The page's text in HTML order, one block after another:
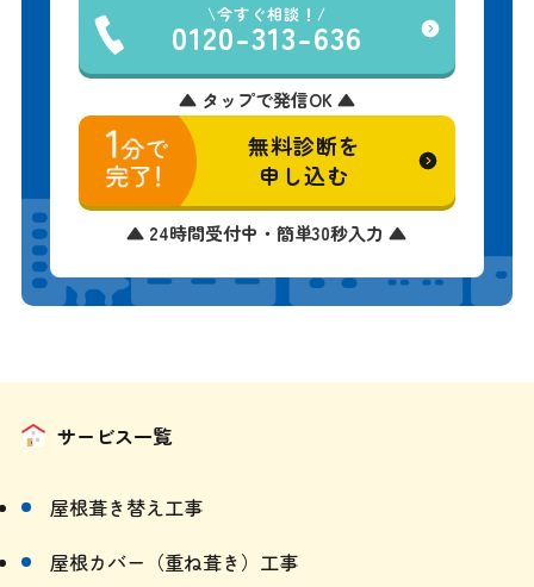
今すぐ相談！
0120-313-636
▲ タップで発信OK ▲
無料診断を
申し込む
▲ 24時間受付中・簡単30秒入力 ▲
サービス一覧
屋根葺き替え工事
屋根カバー（重ね葺き）工事